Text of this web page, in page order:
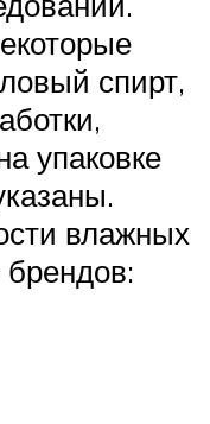
спирт,
упаковке
влажных